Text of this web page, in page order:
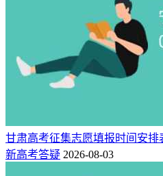
甘肃高考征集志愿填报时间安排
新高考答疑 2026-08-03